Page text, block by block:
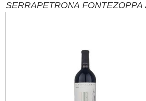
SERRAPETRONA FONTEZOPPA /
MARKEN